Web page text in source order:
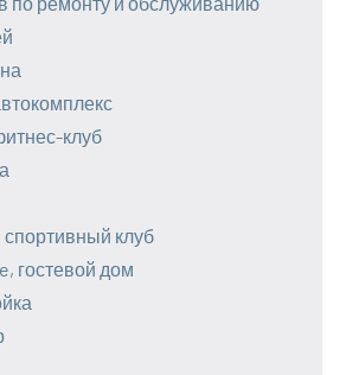
клуб
спортивный клуб
гостевой дом